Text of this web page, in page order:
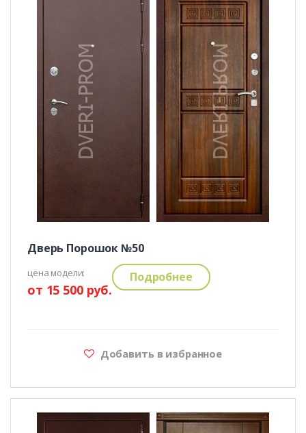
Дверь Порошок №50
цена модели:
от 15 500 руб.
Подробнее
Добавить в избранное